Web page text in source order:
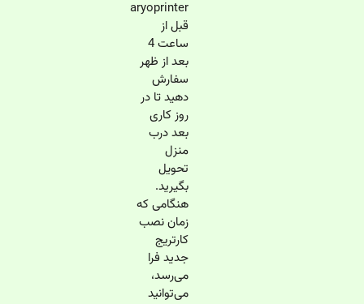
aryoprinter
قبل از
ساعت 4
بعد از ظهر
سفارش
دهید تا در
روز کاری
بعد درب
منزل
تحویل
بگیرید.
هنگامی که
زمان نصب
کارتریج
جدید فرا
می‌رسد،
می‌توانید